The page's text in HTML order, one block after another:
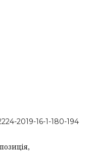
2019-16-1-180-194